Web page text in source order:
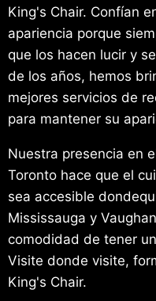
King's Chair. Confían
apariencia porque
que los hacen lucir y
de los años, hemos
mejores servicios de
para mantener su
Nuestra presencia en
Toronto hace que el
sea accesible
Mississauga y
comodidad de tener
Visite donde visite,
King's Chair.